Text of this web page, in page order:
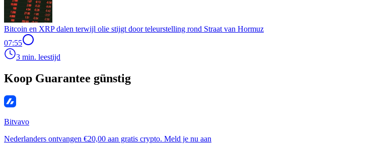
Bitcoin en XRP dalen terwijl olie stijgt door teleurstelling rond Straat van Hormuz
07:55
3 min. leestijd
Koop Guarantee günstig
Bitvavo
Nederlanders ontvangen €20,00 aan gratis crypto. Meld je nu aan